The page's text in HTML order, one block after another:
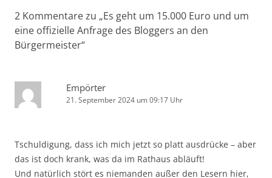
2 Kommentare zu „Es geht um 15.000 Euro und um
eine offizielle Anfrage des Bloggers an den
Bürgermeister“
Empörter
21. September 2024 um 09:17 Uhr
Tschuldigung, dass ich mich jetzt so platt ausdrücke – aber
das ist doch krank, was da im Rathaus abläuft!
Und natürlich stört es niemanden außer den Lesern hier,